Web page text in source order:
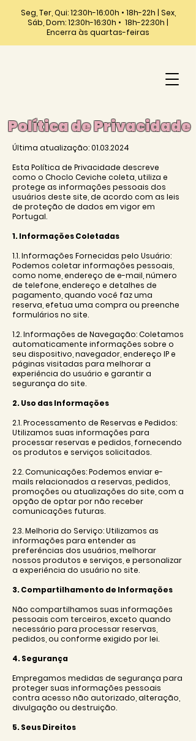
Seg, Ter, Qui: 12:30h-16:00h • 18h-22h | Sex,
Sáb, Dom: 12:30h-16:30h • 18h-22:30h |
Encerra às quartas-feiras
Política de Privacidade
Última atualização:01.03.2024
Esta Política de Privacidade descreve
como o Choclo Ceviche coleta, utiliza e
protege as informações pessoais dos
usuários deste site, de acordo com as leis
de proteção de dados em vigor em
Portugal.
1. Informações Coletadas
1.1. Informações Fornecidas pelo Usuário:
Podemos coletar informações pessoais,
como nome, endereço de e-mail, número
de telefone, endereço e detalhes de
pagamento, quando você faz uma
reserva, efetua uma compra ou preenche
formulários no site.
1.2. Informações de Navegação: Coletamos
automaticamente informações sobre o
seu dispositivo, navegador, endereço IP e
páginas visitadas para melhorar a
experiência do usuário e garantir a
segurança do site.
2. Uso das Informações
2.1. Processamento de Reservas e Pedidos:
Utilizamos suas informações para
processar reservas e pedidos, fornecendo
os produtos e serviços solicitados.
2.2. Comunicações: Podemos enviar e-
mails relacionados a reservas, pedidos,
promoções ou atualizações do site, com a
opção de optar por não receber
comunicações futuras.
2.3. Melhoria do Serviço: Utilizamos as
informações para entender as
preferências dos usuários, melhorar
nossos produtos e serviços, e personalizar
a experiência do usuário no site.
3. Compartilhamento de Informações
Não compartilhamos suas informações
pessoais com terceiros, exceto quando
necessário para processar reservas,
pedidos, ou conforme exigido por lei.
4. Segurança
Empregamos medidas de segurança para
proteger suas informações pessoais
contra acesso não autorizado, alteração,
divulgação ou destruição.
5. Seus Direitos